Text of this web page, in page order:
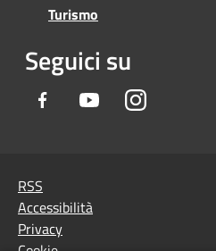
Turismo
Seguici su
Facebook YoutubeInstagram
RSS
Accessibilità
Privacy